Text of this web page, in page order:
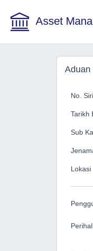
Asset
Aduan
No.
Tarikh
Sub
Lokasi